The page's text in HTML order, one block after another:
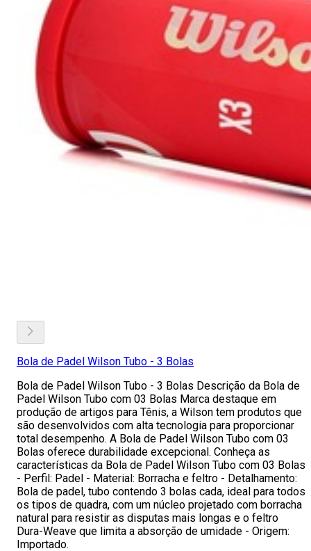
Bola de Padel Wilson Tubo - 3 Bolas
Bola de Padel Wilson Tubo - 3 Bolas Descrição da Bola de
Padel Wilson Tubo com 03 Bolas Marca destaque em
produção de artigos para Tênis, a Wilson tem produtos que
são desenvolvidos com alta tecnologia para proporcionar
total desempenho. A Bola de Padel Wilson Tubo com 03
Bolas oferece durabilidade excepcional. Conheça as
características da Bola de Padel Wilson Tubo com 03 Bolas
- Perfil: Padel - Material: Borracha e feltro - Detalhamento:
Bola de padel, tubo contendo 3 bolas cada, ideal para todos
os tipos de quadra, com um núcleo projetado com borracha
natural para resistir as disputas mais longas e o feltro
Dura-Weave que limita a absorção de umidade - Origem:
Importado.